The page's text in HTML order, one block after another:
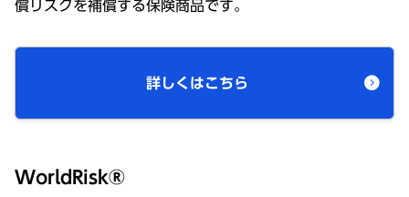
償リスクを補償する保険商品です。
詳しくはこちら
WorldRisk®